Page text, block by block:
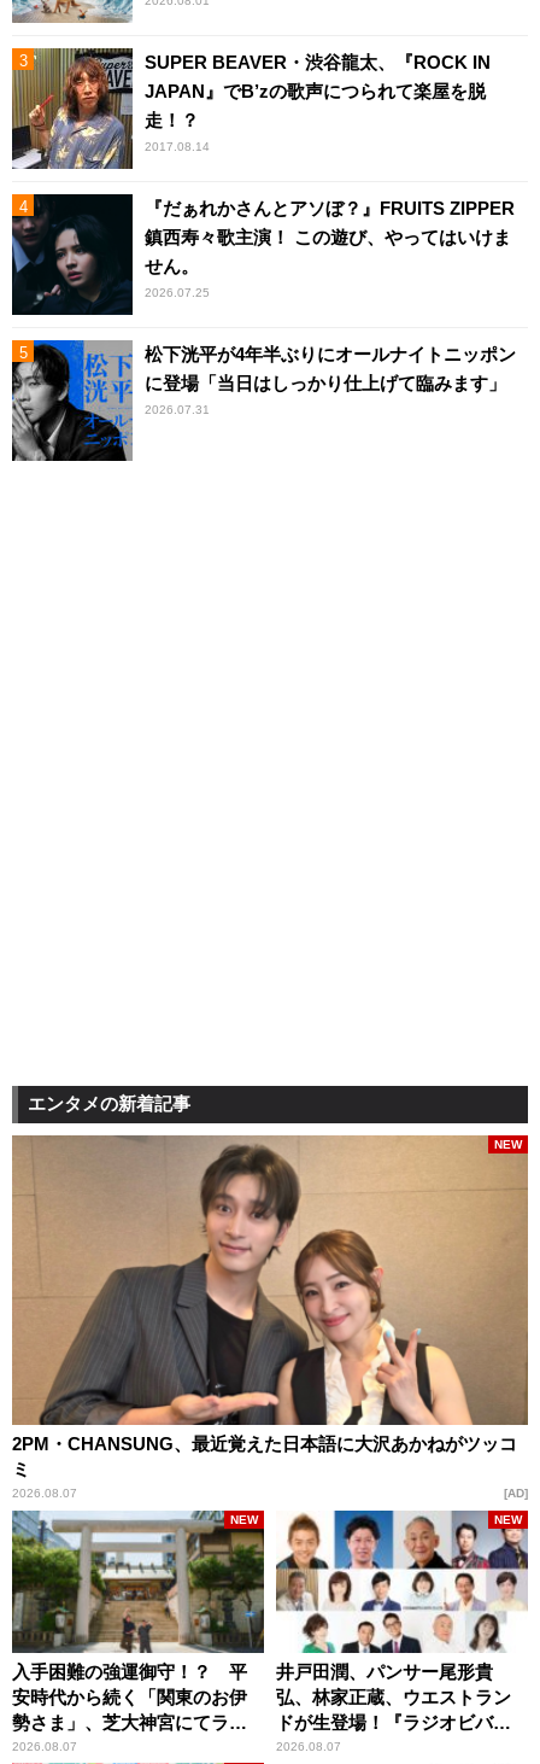
SUPER BEAVER・渋谷龍太、『ROCK IN
JAPAN』でB’zの歌声につられて楽屋を脱
走！？
2017.08.14
『だぁれかさんとアソぼ？』FRUITS ZIPPER
鎮西寿々歌主演！ この遊び、やってはいけま
せん。
2026.07.25
松下洸平が4年半ぶりにオールナイトニッポン
に登場「当日はしっかり仕上げて臨みます」
2026.07.31
エンタメの新着記事
2PM・CHANSUNG、最近覚えた日本語に大沢あかねがツッコ
ミ
2026.08.07
NEW
AD
入手困難の強運御守！？ 平
安時代から続く「関東のお伊
勢さま」、芝大神宮にてラン
パンプスが合格祈願！
2026.08.07
NEW
井戸田潤、パンサー尾形貴
弘、林家正蔵、ウエストラン
ドが生登場！『ラジオビバリ
ー昼ズ』
2026.08.07
NEW